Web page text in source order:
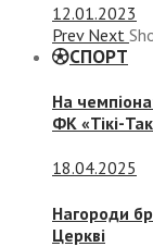
12.01.2023
Prev Next
СПОРТ
На
ФК «Тікі-
18.04.2025
Нагороди
Церкві